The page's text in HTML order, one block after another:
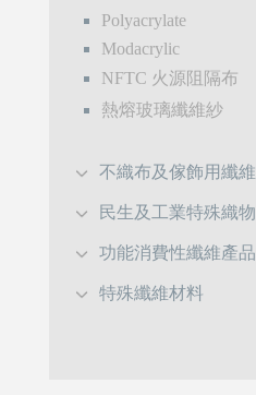
Polyacrylate
Modacrylic
NFTC 火源阻隔布
熱熔玻璃纖維紗
不織布及傢飾用纖維
民生及工業特殊織物
功能消費性纖維產品
特殊纖維材料